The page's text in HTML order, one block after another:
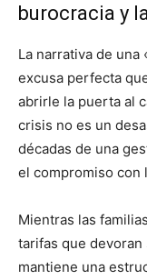
burocracia y
La narrativa de
excusa perfecta
abrirle la puerta al
crisis no es un
décadas de una
el compromiso con
Mientras las
tarifas que devoran
mantiene una